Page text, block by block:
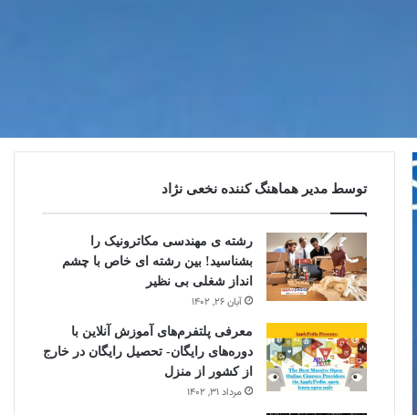
توسط مدیر هماهنگ کننده نخعی نژاد
رشته ی مهندسی مکاترونیک را
بشناسید! بین رشته ای خاص با چشم
انداز شغلی بی نظیر
آبان ۲۶, ۱۴۰۲
معرفی پلتفرم‌های آموزش آنلاین با
دوره‌های رایگان- تحصیل رایگان در خارج
از کشور از منزل
مرداد ۳۱, ۱۴۰۲